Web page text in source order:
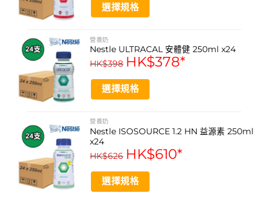
高蛋白質 (18克)
康復，減少併發症
高能量（306 kcal）
每毫升提供2.45 kcal 能量，符合國際營養指南的標準要
求，足以維持體重及補充所需能量
細樽裝更容易飲
與一般營養奶 (1-2kcal/ml) 相比，Fortisip Compact
Protein 細細樽，營養更濃縮，不影響胃口，減輕進食壓力
5種口味
選擇規格
product
has
multiple
The
options
be
chosen
product
page
營養奶
Nestle ULTRACAL 安體健 250ml x24
HK$398 HK$378*
選擇規格
product
has
multiple
variants.
options
may
營養奶
Nestle ISOSOURCE 1.2 HN 益源素 250ml
x24
HK$626 HK$610*
選擇規格